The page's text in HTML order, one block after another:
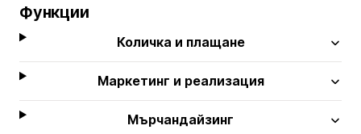
Функции
Количка и плащане
Маркетинг и реализация
Мърчандайзинг